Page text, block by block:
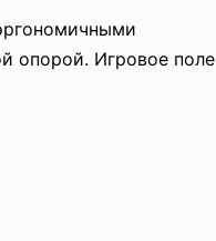
опорой. Игровое поле